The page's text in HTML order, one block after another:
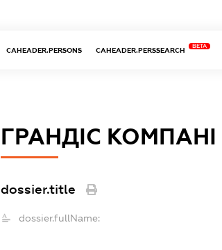
CAHEADER.PERSONS CAHEADER.PERSSEARCH
BETA
ГРАНДІС КОМПАНІ
dossier.title
dossier.fullName: